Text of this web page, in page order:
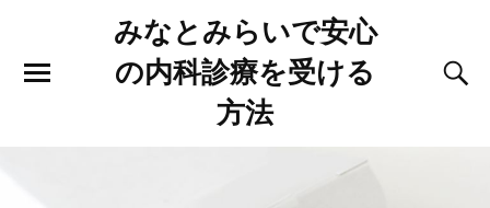
みなとみらいで安心
の内科診療を受ける
方法